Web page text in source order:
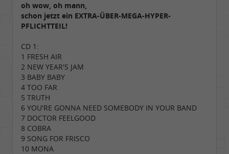
oh wow, oh mann,
schon jetzt ein EXTRA-ÜBER-MEGA-HYPER-
PFLICHTTEIL!
CD 1:
1 FRESH AIR
2 NEW YEAR'S JAM
3 BABY BABY
4 TOO FAR
5 TRUTH
6 YOU'RE GONNA NEED SOMEBODY IN YOUR BAND
7 DOCTOR FEELGOOD
8 COBRA
9 SONG FOR FRISCO
10 MONA